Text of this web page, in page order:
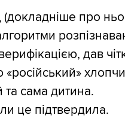
(докладніше про
дав
сама дитина.
це підтвердила.